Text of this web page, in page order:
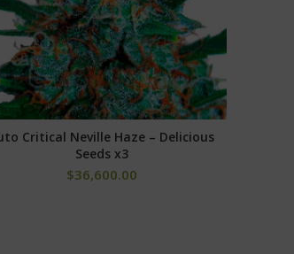
alrededor de 100cm, y aún así
AÑADIR AL CARRITO
Critical Neville Haze – Delicious
Seeds x3
$36,600.00